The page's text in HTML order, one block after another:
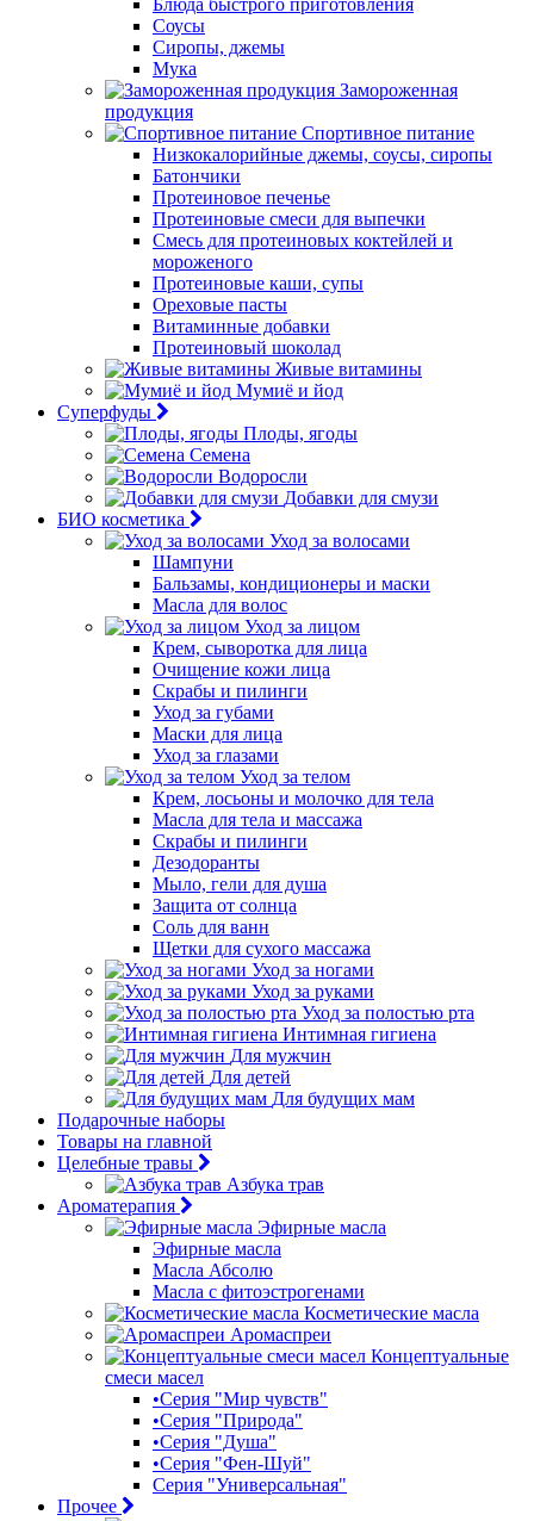
Блюда быстрого приготовления
Соусы
Сиропы, джемы
Мука
Замороженная
продукция
Спортивное питание
Низкокалорийные джемы, соусы, сиропы
Батончики
Протеиновое печенье
Протеиновые смеси для выпечки
Смесь для протеиновых коктейлей и
мороженого
Протеиновые каши, супы
Ореховые пасты
Витаминные добавки
Протеиновый шоколад
Живые витамины
Мумиё и йод
Суперфуды
Плоды, ягоды
Семена
Водоросли
Добавки для смузи
БИО косметика
Уход за волосами
Шампуни
Бальзамы, кондиционеры и маски
Масла для волос
Уход за лицом
Крем, сыворотка для лица
Очищение кожи лица
Скрабы и пилинги
Уход за губами
Маски для лица
Уход за глазами
Уход за телом
Крем, лосьоны и молочко для тела
Масла для тела и массажа
Скрабы и пилинги
Дезодоранты
Мыло, гели для душа
Защита от солнца
Соль для ванн
Щетки для сухого массажа
Уход за ногами
Уход за руками
Уход за полостью рта
Интимная гигиена
Для мужчин
Для детей
Для будущих мам
Подарочные наборы
Товары на главной
Целебные травы
Азбука трав
Ароматерапия
Эфирные масла
Эфирные масла
Масла Абсолю
Масла с фитоэстрогенами
Косметические масла
Аромаспреи
Концептуальные
смеси масел
•Серия "Мир чувств"
•Серия "Природа"
•Серия "Душа"
•Серия "Фен-Шуй"
Серия "Универсальная"
Прочее